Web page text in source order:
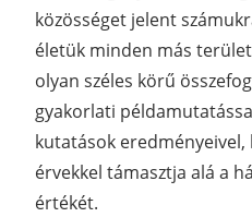
közösséget jelent
életük minden más
olyan széles körű
gyakorlati
kutatások eredményeivel,
érvekkel támasztja alá a
értékét.